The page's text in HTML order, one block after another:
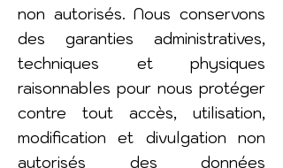
non autorisés. Nous conservons
des garanties administratives,
techniques et physiques
raisonnables pour nous protéger
contre tout accès, utilisation,
modification et divulgation non
autorisés des données